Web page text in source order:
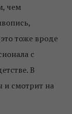
чем
тоже вроде
с
В
и смотрит на